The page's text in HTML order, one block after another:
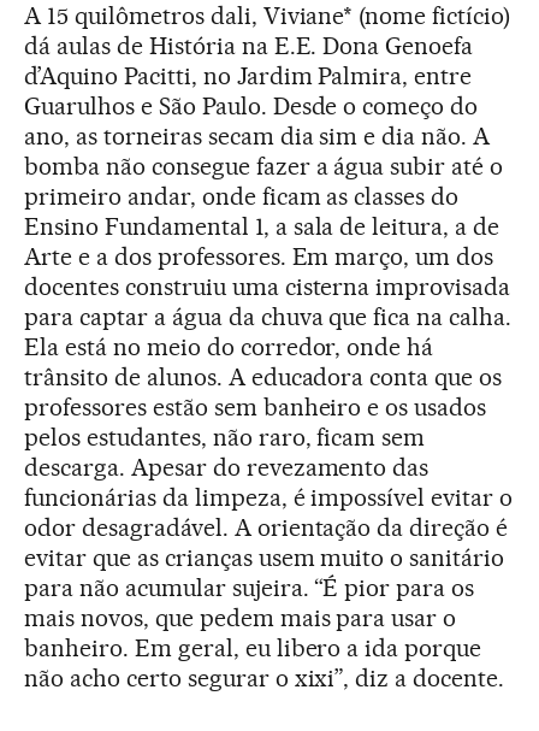
A 15 quilômetros dali, Viviane* (nome fictício)
dá aulas de História na E.E. Dona Genoefa
d’Aquino Pacitti, no Jardim Palmira, entre
Guarulhos e São Paulo. Desde o começo do
ano, as torneiras secam dia sim e dia não. A
bomba não consegue fazer a água subir até o
primeiro andar, onde ficam as classes do
Ensino Fundamental 1, a sala de leitura, a de
Arte e a dos professores. Em março, um dos
docentes construiu uma cisterna improvisada
para captar a água da chuva que fica na calha.
Ela está no meio do corredor, onde há
trânsito de alunos. A educadora conta que os
professores estão sem banheiro e os usados
pelos estudantes, não raro, ficam sem
descarga. Apesar do revezamento das
funcionárias da limpeza, é impossível evitar o
odor desagradável. A orientação da direção é
evitar que as crianças usem muito o sanitário
para não acumular sujeira. “É pior para os
mais novos, que pedem mais para usar o
banheiro. Em geral, eu libero a ida porque
não acho certo segurar o xixi”, diz a docente.